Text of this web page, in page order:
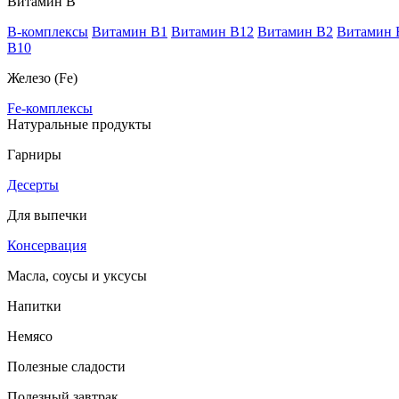
B-комплексы Витамин B1 Витамин B12 Витамин B2 Витамин
В10
Железо (Fe)
Fe-комплексы
Натуральные продукты
Гарниры
Десерты
Для выпечки
Консервация
Масла, соусы и уксусы
Напитки
Немясо
Полезные сладости